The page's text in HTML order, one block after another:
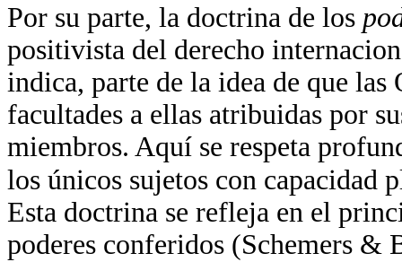
Por su parte, la doctrina de los
positivista del derecho
indica, parte de la idea de que las
facultades a ellas atribuidas por
miembros. Aquí se respeta
los únicos sujetos con capacidad
Esta doctrina se refleja en el
poderes conferidos (Schemers &